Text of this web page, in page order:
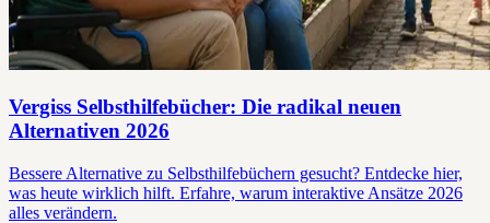
Vergiss Selbsthilfebücher: Die radikal neuen
Alternativen 2026
Bessere Alternative zu Selbsthilfebüchern gesucht? Entdecke hier,
was heute wirklich hilft. Erfahre, warum interaktive Ansätze 2026
alles verändern.